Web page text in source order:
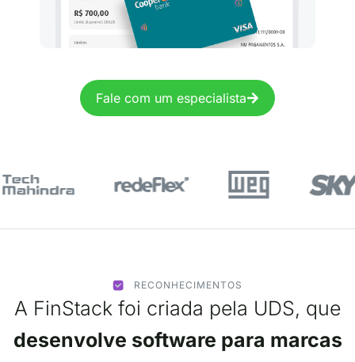
Fale com um especialista
RECONHECIMENTOS
A FinStack foi criada pela UDS, que
desenvolve software para marcas